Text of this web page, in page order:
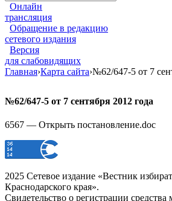
Онлайн
трансляция
Обращение в редакцию
сетевого издания
Версия
для слабовидящих
Главная›Карта сайта›№62/647-5 от 7
№62/647-5 от 7 сентября 2012 года
6567 — Открыть постановление.doc
2025 Сетевое издание «Вестник
Краснодарского края».
Свидетельство о регистрации